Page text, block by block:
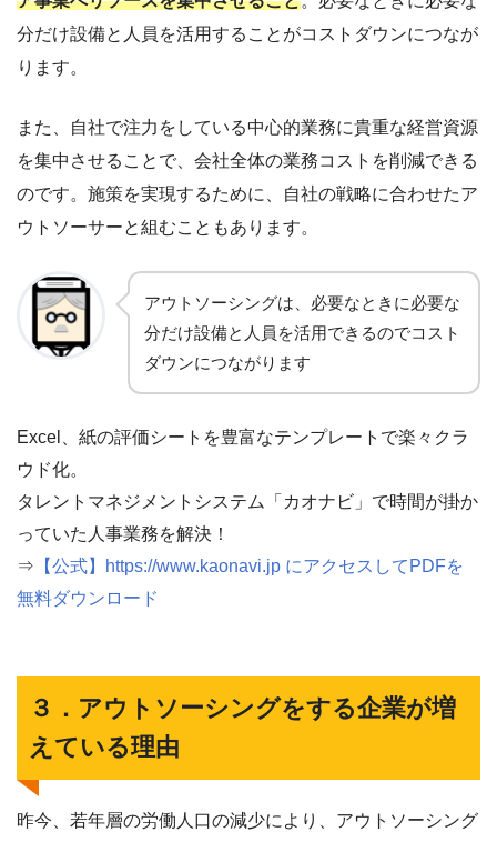
分だけ設備と人員を活用することがコストダウンにつなが
ります。
また、自社で注力をしている中心的業務に貴重な経営資源
を集中させることで、会社全体の業務コストを削減できる
のです。施策を実現するために、自社の戦略に合わせたア
ウトソーサーと組むこともあります。
アウトソーシングは、必要なときに必要な
分だけ設備と人員を活用できるのでコスト
ダウンにつながります
Excel、紙の評価シートを豊富なテンプレートで楽々クラ
ウド化。
タレントマネジメントシステム「カオナビ」で時間が掛か
っていた人事業務を解決！
⇒ 【公式】https://www.kaonavi.jp にアクセスしてPDFを
無料ダウンロード
３．アウトソーシングをする企業が増
えている理由
昨今、若年層の労働人口の減少により、アウトソーシング